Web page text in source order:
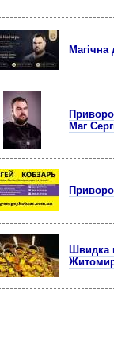
Маг
Швидка